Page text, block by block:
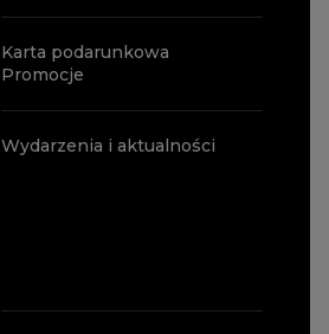
Karta podarunkowa
Promocje
Wydarzenia i aktualności